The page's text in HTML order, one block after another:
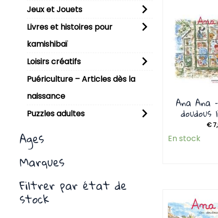
Jeux et Jouets
Livres et histoires pour
kamishibaï
Loisirs créatifs
Puériculture – Articles dès la
naissance
Puzzles adultes
Ages
Marques
Filtrer par état de
stock
Ana Ana
€
En stock